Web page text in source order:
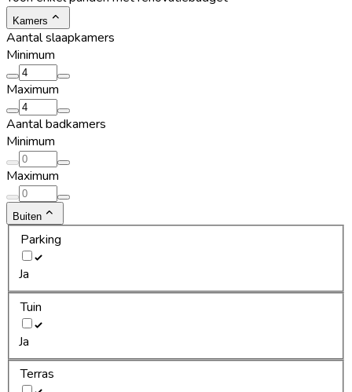
Kamers
Aantal slaapkamers
Minimum
Maximum
Aantal badkamers
Minimum
Maximum
Buiten
Parking
Ja
Tuin
Ja
Terras